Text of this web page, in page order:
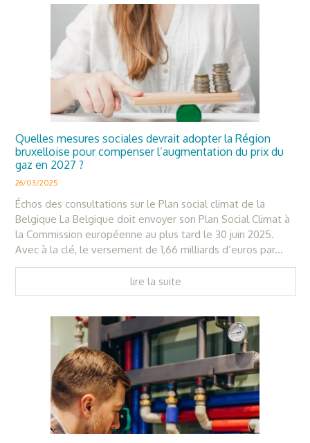
Quelles mesures sociales devrait adopter la Région
bruxelloise pour compenser l’augmentation du prix du
gaz en 2027 ?
26/03/2025
Échos des consultations sur le Plan social climat de la
Belgique La Belgique doit envoyer son Plan Social Climat à
la Commission européenne au plus tard le 30 juin 2025.
Avec à la clé, le versement de 1,66 milliards d’euros par...
lire la suite